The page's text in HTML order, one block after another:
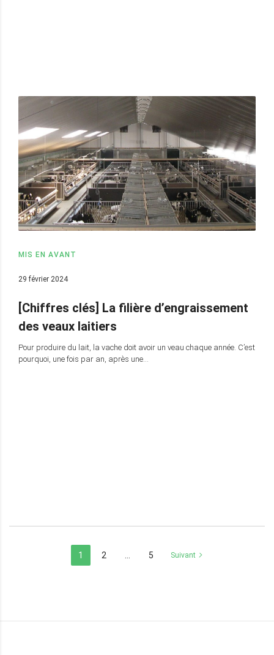
MIS EN AVANT
29 février 2024
[Chiffres clés] La filière d’engraissement
des veaux laitiers
Pour produire du lait, la vache doit avoir un veau chaque année. C’est
pourquoi, une fois par an, après une…
1 2 5 Suivant